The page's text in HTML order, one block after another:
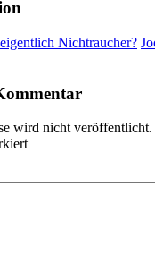
Nichtraucher?
wird nicht veröffentlicht.